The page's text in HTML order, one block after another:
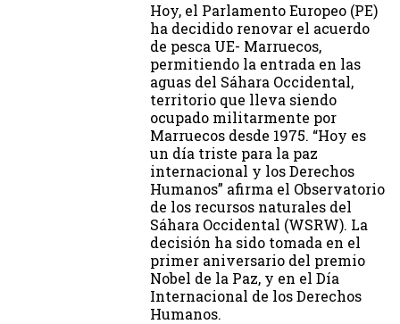
Hoy, el Parlamento Europeo (PE)
ha decidido renovar el acuerdo
de pesca UE- Marruecos,
permitiendo la entrada en las
aguas del Sáhara Occidental,
territorio que lleva siendo
ocupado militarmente por
Marruecos desde 1975. “Hoy es
un día triste para la paz
internacional y los Derechos
Humanos” afirma el Observatorio
de los recursos naturales del
Sáhara Occidental (WSRW). La
decisión ha sido tomada en el
primer aniversario del premio
Nobel de la Paz, y en el Día
Internacional de los Derechos
Humanos.